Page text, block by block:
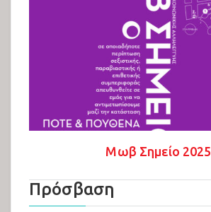
Μωβ Σημείο 2025
Πρόσβαση